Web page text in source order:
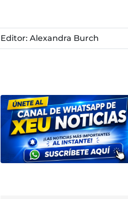
Editor: Alexandra Burch